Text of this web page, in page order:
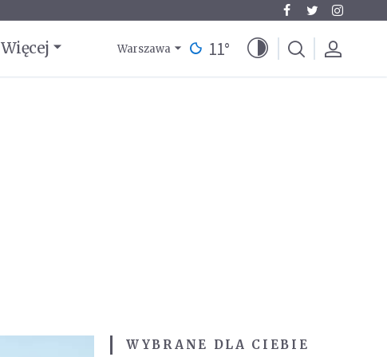
Więcej Warszawa 11°
WYBRANE DLA CIEBIE